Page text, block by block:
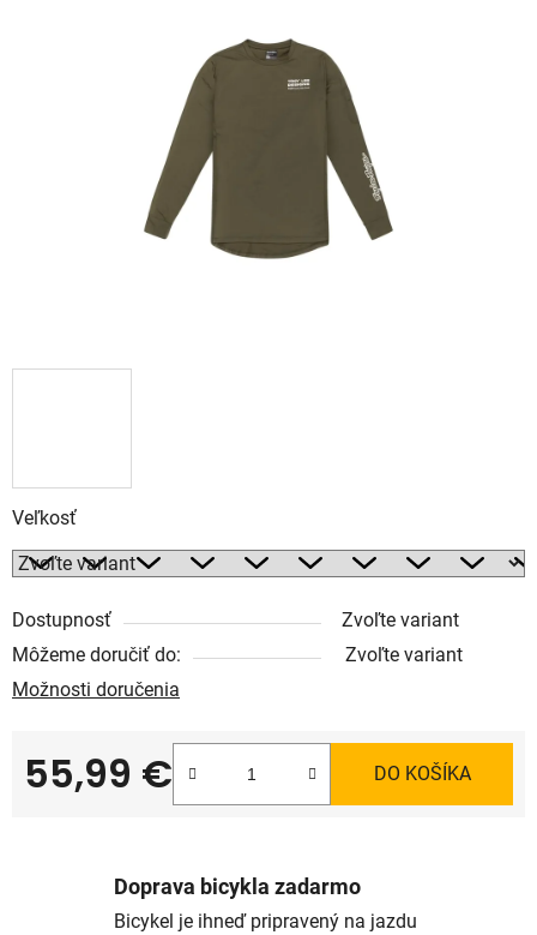
Veľkosť
Dostupnosť
Zvoľte variant
Môžeme doručiť do:
Zvoľte variant
Možnosti doručenia
55,99 € DO KOŠÍKA
Doprava bicykla zadarmo
Bicykel je ihneď pripravený na jazdu